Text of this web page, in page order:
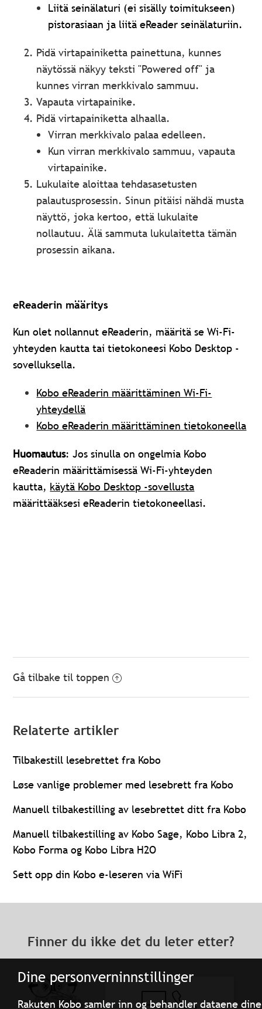
Dine personverninnstillinger
Rakuten Kobo samler inn og behandler dataene dine
Liitä seinälaturi (ei sisälly toimitukseen)
pistorasiaan ja liitä eReader seinälaturiin.
Pidä virtapainiketta painettuna, kunnes
näytössä näkyy teksti "Powered off" ja
kunnes virran merkkivalo sammuu.
Vapauta virtapainike.
Pidä virtapainiketta alhaalla.
Virran merkkivalo palaa edelleen.
Kun virran merkkivalo sammuu, vapauta
virtapainike.
Lukulaite aloittaa tehdasasetusten
palautusprosessin. Sinun pitäisi nähdä musta
näyttö, joka kertoo, että lukulaite
nollautuu. Älä sammuta lukulaitetta tämän
prosessin aikana.
eReaderin määritys
Kun olet nollannut eReaderin, määritä se Wi-Fi-
yhteyden kautta tai tietokoneesi Kobo Desktop -
sovelluksella.
Kobo eReaderin määrittäminen Wi-Fi-
yhteydellä
Kobo eReaderin määrittäminen tietokoneella
Huomautus: Jos sinulla on ongelmia Kobo
eReaderin määrittämisessä Wi-Fi-yhteyden
kautta, käytä Kobo Desktop -sovellusta
määrittääksesi eReaderin tietokoneellasi.
Gå tilbake til toppen
Relaterte artikler
Tilbakestill lesebrettet fra Kobo
Løse vanlige problemer med lesebrett fra Kobo
Manuell tilbakestilling av lesebrettet ditt fra Kobo
Manuell tilbakestilling av Kobo Sage, Kobo Libra 2,
Kobo Forma og Kobo Libra H2O
Sett opp din Kobo e-leseren via WiFi
Finner du ikke det du leter etter?